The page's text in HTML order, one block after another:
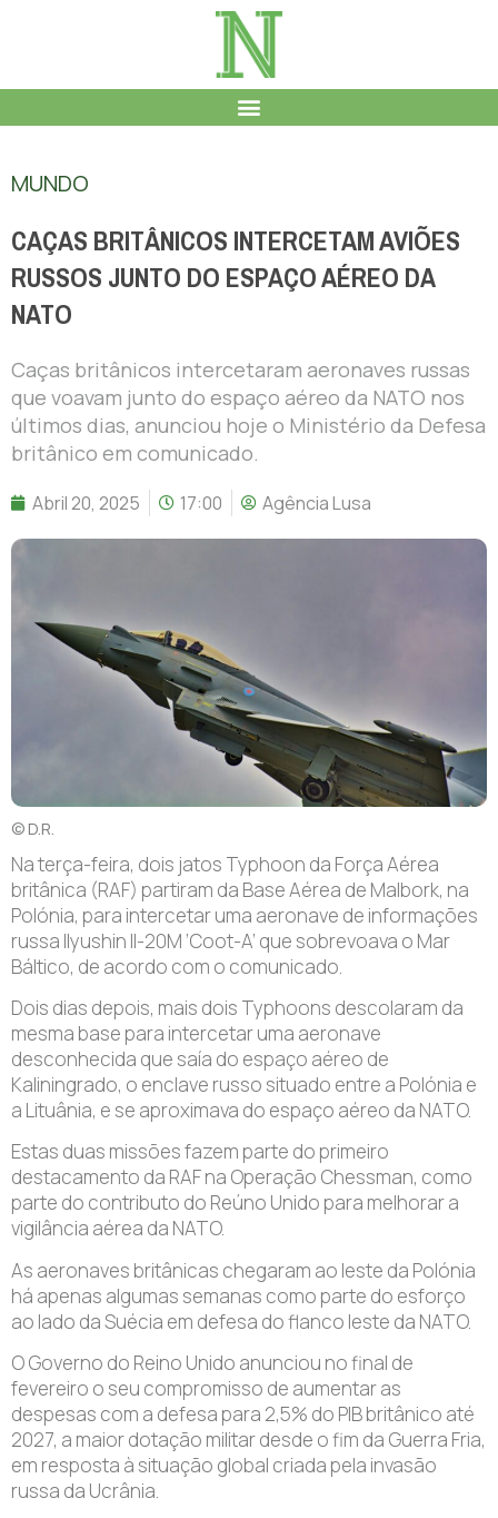
MUNDO
CAÇAS BRITÂNICOS INTERCETAM AVIÕES
RUSSOS JUNTO DO ESPAÇO AÉREO DA
NATO
Caças britânicos intercetaram aeronaves russas
que voavam junto do espaço aéreo da NATO nos
últimos dias, anunciou hoje o Ministério da Defesa
britânico em comunicado.
Abril 20, 2025 17:00 Agência Lusa
© D.R.
Na terça-feira, dois jatos Typhoon da Força Aérea
britânica (RAF) partiram da Base Aérea de Malbork, na
Polónia, para intercetar uma aeronave de informações
russa Ilyushin Il-20M ‘Coot-A’ que sobrevoava o Mar
Báltico, de acordo com o comunicado.
Dois dias depois, mais dois Typhoons descolaram da
mesma base para intercetar uma aeronave
desconhecida que saía do espaço aéreo de
Kaliningrado, o enclave russo situado entre a Polónia e
a Lituânia, e se aproximava do espaço aéreo da NATO.
Estas duas missões fazem parte do primeiro
destacamento da RAF na Operação Chessman, como
parte do contributo do Reúno Unido para melhorar a
vigilância aérea da NATO.
As aeronaves britânicas chegaram ao leste da Polónia
há apenas algumas semanas como parte do esforço
ao lado da Suécia em defesa do flanco leste da NATO.
O Governo do Reino Unido anunciou no final de
fevereiro o seu compromisso de aumentar as
despesas com a defesa para 2,5% do PIB britânico até
2027, a maior dotação militar desde o fim da Guerra Fria,
em resposta à situação global criada pela invasão
russa da Ucrânia.